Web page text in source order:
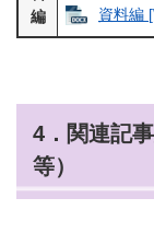
編
資料編
4．関連記
等）